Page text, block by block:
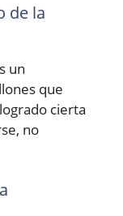
de la
un
que
cierta
no